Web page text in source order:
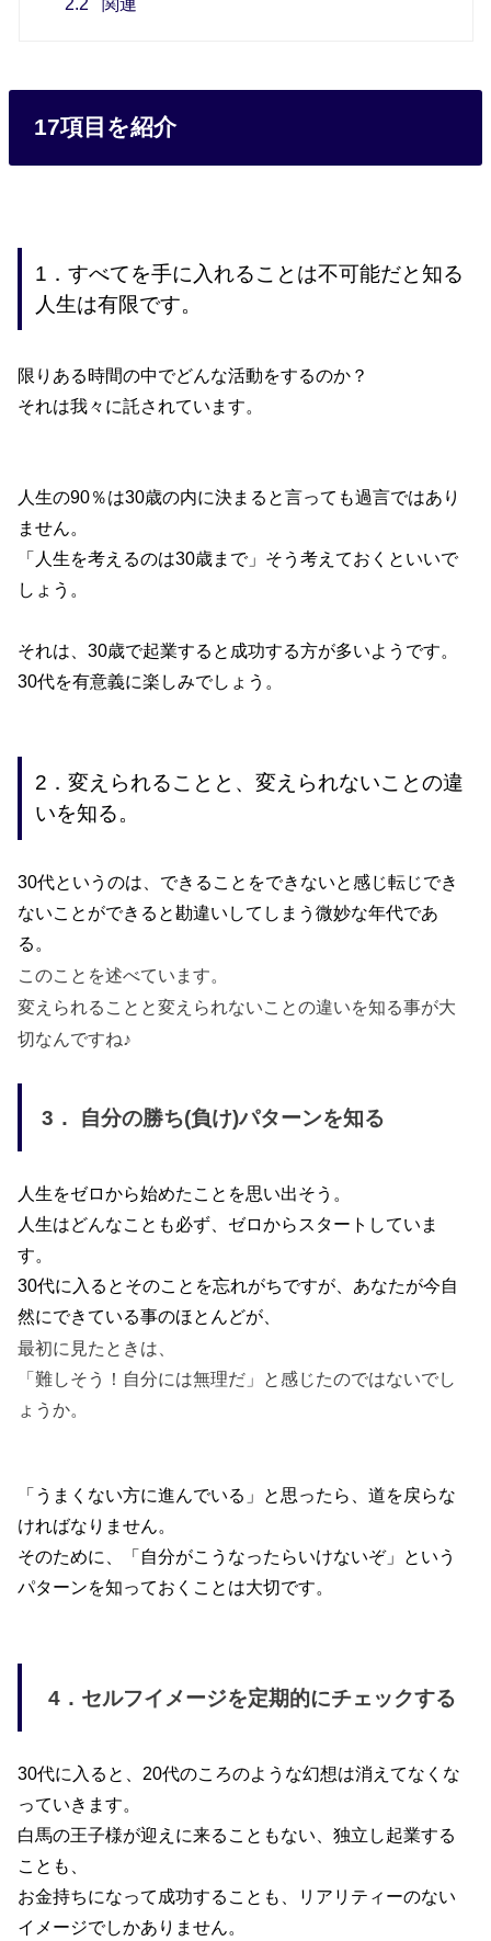
17項目を紹介
1．すべてを手に入れることは不可能だと知る
人生は有限です。
限りある時間の中でどんな活動をするのか？
それは我々に託されています。
人生の90％は30歳の内に決まると言っても過言ではあり
ません。
「人生を考えるのは30歳まで」そう考えておくといいで
しょう。
それは、30歳で起業すると成功する方が多いようです。
30代を有意義に楽しみでしょう。
2．変えられることと、変えられないことの違
いを知る。
30代というのは、できることをできないと感じ転じでき
ないことができると勘違いしてしまう微妙な年代であ
る。
このことを述べています。
変えられることと変えられないことの違いを知る事が大
切なんですね♪
3． 自分の勝ち(負け)パターンを知る
人生をゼロから始めたことを思い出そう。
人生はどんなことも必ず、ゼロからスタートしていま
す。
30代に入るとそのことを忘れがちですが、あなたが今自
然にできている事のほとんどが、
最初に見たときは、
「難しそう！自分には無理だ」と感じたのではないでし
ょうか。
「うまくない方に進んでいる」と思ったら、道を戻らな
ければなりません。
そのために、「自分がこうなったらいけないぞ」という
パターンを知っておくことは大切です。
4． セルフイメージを定期的にチェックする
30代に入ると、 20代のころのような幻想は消えてなくな
っていきます。
白馬の王子様が迎えに来ることもない、独立し起業する
ことも、
お金持ちになって成功することも、リアリティーのない
イメージでしかありません。